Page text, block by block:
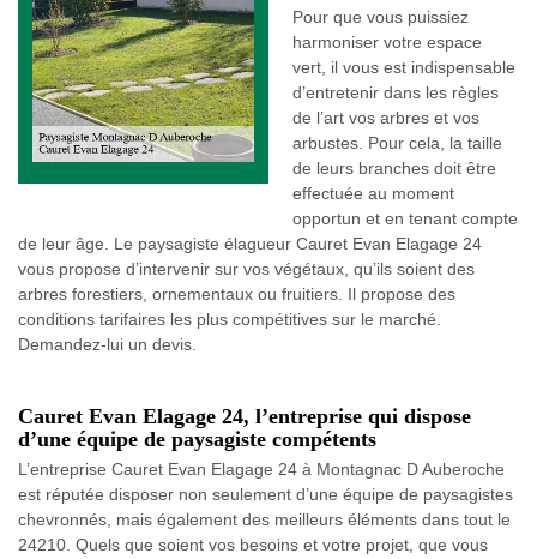
Pour que vous puissiez
harmoniser votre espace
vert, il vous est indispensable
d’entretenir dans les règles
de l’art vos arbres et vos
arbustes. Pour cela, la taille
de leurs branches doit être
effectuée au moment
opportun et en tenant compte
de leur âge. Le paysagiste élagueur Cauret Evan Elagage 24
vous propose d’intervenir sur vos végétaux, qu’ils soient des
arbres forestiers, ornementaux ou fruitiers. Il propose des
conditions tarifaires les plus compétitives sur le marché.
Demandez-lui un devis.
Cauret Evan Elagage 24, l’entreprise qui dispose
d’une équipe de paysagiste compétents
L’entreprise Cauret Evan Elagage 24 à Montagnac D Auberoche
est réputée disposer non seulement d’une équipe de paysagistes
chevronnés, mais également des meilleurs éléments dans tout le
24210. Quels que soient vos besoins et votre projet, que vous